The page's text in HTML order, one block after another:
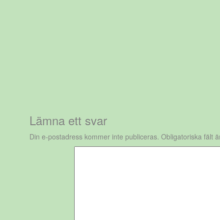
Lämna ett svar
Din e-postadress kommer inte publiceras. Obligatoriska fält